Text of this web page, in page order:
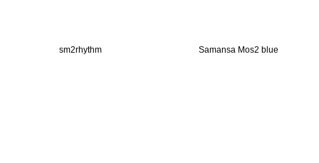
sm2rhythm Samansa Mos2 blue